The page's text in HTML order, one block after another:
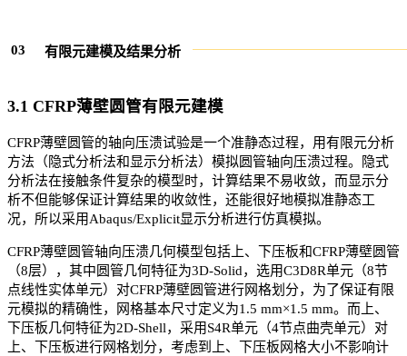
03 有限元建模及结果分析
3.1 CFRP薄壁圆管有限元建模
CFRP薄壁圆管的轴向压溃试验是一个准静态过程，用有限元分析
方法（隐式分析法和显示分析法）模拟圆管轴向压溃过程。隐式
分析法在接触条件复杂的模型时，计算结果不易收敛，而显示分
析不但能够保证计算结果的收敛性，还能很好地模拟准静态工
况，所以采用Abaqus/Explicit显示分析进行仿真模拟。
CFRP薄壁圆管轴向压溃几何模型包括上、下压板和CFRP薄壁圆管
（8层），其中圆管几何特征为3D-Solid，选用C3D8R单元（8节
点线性实体单元）对CFRP薄壁圆管进行网格划分，为了保证有限
元模拟的精确性，网格基本尺寸定义为1.5 mm×1.5 mm。而上、
下压板几何特征为2D-Shell，采用S4R单元（4节点曲壳单元）对
上、下压板进行网格划分，考虑到上、下压板网格大小不影响计